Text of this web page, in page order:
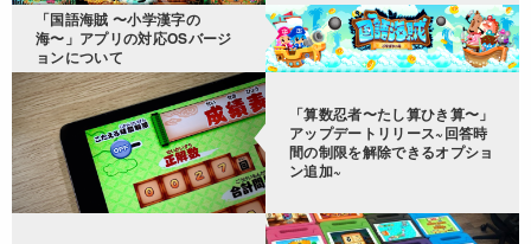
「国語海賊 〜小学漢字の
海〜」アプリの対応OSバージ
ョンについて
「算数忍者〜たし算ひき算〜」
アップデートリリース~回答時
間の制限を解除できるオプショ
ン追加~